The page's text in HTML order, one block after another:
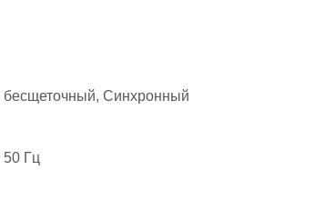
бесщеточный, Синхронный
50 Гц